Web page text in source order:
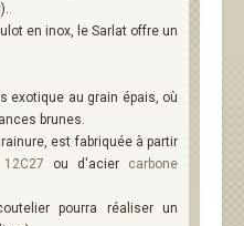
en inox, le Sarlat offre un
exotique au grain épais, où
brunes.
est fabriquée à partir
ou d'acier carbone
pourra réaliser un